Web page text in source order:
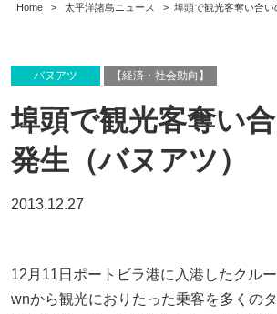
Home > 太平洋諸島ニュース > 埠頭で観光客奪い合い
バヌアツ 【経済・社会動向】
埠頭で観光客奪い
発生（バヌアツ）
2013.12.27
12月11日ポートビラ港に入港したクル
wnから観光におりたった乗客を多くの